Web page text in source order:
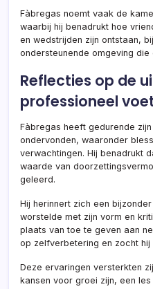
Fàbregas noemt vaak de
waarbij hij benadrukt hoe
en wedstrijden zijn ontstaan,
ondersteunende omgeving
Reflecties op de
professioneel
Fàbregas heeft gedurende
ondervonden, waaronder
verwachtingen. Hij benadrukt
waarde van
geleerd.
Hij herinnert zich een
worstelde met zijn vorm en
plaats van toe te geven aan
op zelfverbetering en zocht hij
Deze ervaringen versterkten
kansen voor groei zijn, een